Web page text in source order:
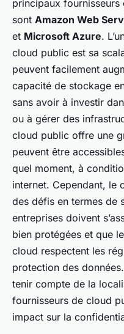
principaux
sont Amazon Web
et Microsoft Azure.
cloud public est sa
peuvent facilement
capacité de stockage
sans avoir à investir
ou à gérer des
cloud public offre une
peuvent être
quel moment, à
internet. Cependant, le
des défis en termes de
entreprises doivent
bien protégées et que
cloud respectent les
protection des
tenir compte de la
fournisseurs de cloud
impact sur la